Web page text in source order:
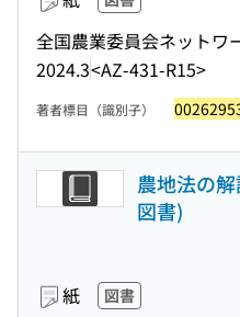
全国農業委員会ネットワ
2024.3<AZ-431-R15>
著者標目（識別子）
農地法の
図書)
紙 図書